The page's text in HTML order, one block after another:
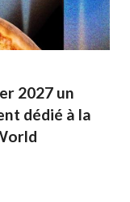
2027 un
dédié à la